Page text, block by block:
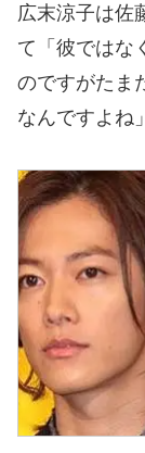
広末涼子は佐
て「彼ではな
のですがたま
なんですよね